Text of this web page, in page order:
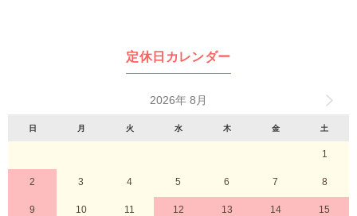
定休日カレンダー
2026年 8月
日 月 火 水 木 金 土
1
2 3 4 5 6 7 8
9 10 11 12 13 14 15